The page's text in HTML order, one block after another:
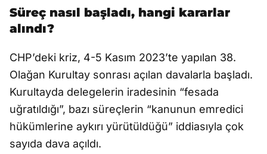
Süreç nasıl başladı, hangi kararlar
alındı?
CHP’deki kriz, 4-5 Kasım 2023’te yapılan 38.
Olağan Kurultay sonrası açılan davalarla başladı.
Kurultayda delegelerin iradesinin “fesada
uğratıldığı”, bazı süreçlerin “kanunun emredici
hükümlerine aykırı yürütüldüğü” iddiasıyla çok
sayıda dava açıldı.